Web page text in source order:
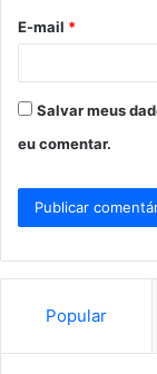
*
E-mail *
Salvar meus
eu comentar.
Popular